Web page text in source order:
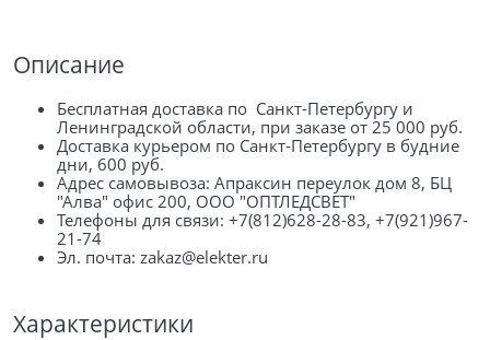
Описание
Бесплатная доставка по Санкт-Петербургу и
Ленинградской области, при заказе от 25 000 руб.
Доставка курьером по Санкт-Петербургу в будние
дни, 600 руб.
Адрес самовывоза: Апраксин переулок дом 8, БЦ
"Алва" офис 200, ООО "ОПТЛЕДСВЕТ"
Телефоны для связи: +7(812)628-28-83, +7(921)967-
21-74
Эл. почта: zakaz@elekter.ru
Характеристики